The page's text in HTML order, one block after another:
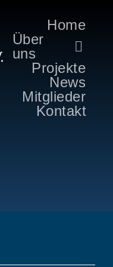
Home
Über
uns
Projekte
News
Mitglieder
Kontakt